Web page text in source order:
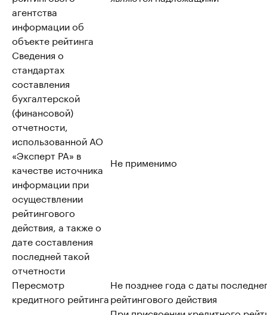
агентства
информации об
объекте рейтинга
Сведения о
стандартах
составления
бухгалтерской
(финансовой)
отчетности,
использованной АО
«Эксперт РА» в
качестве источника
информации при
осуществлении
рейтингового
действия, а также о
дате составления
последней такой
отчетности
Не применимо
Пересмотр
кредитного рейтинга
Не позднее года с даты
рейтингового действия